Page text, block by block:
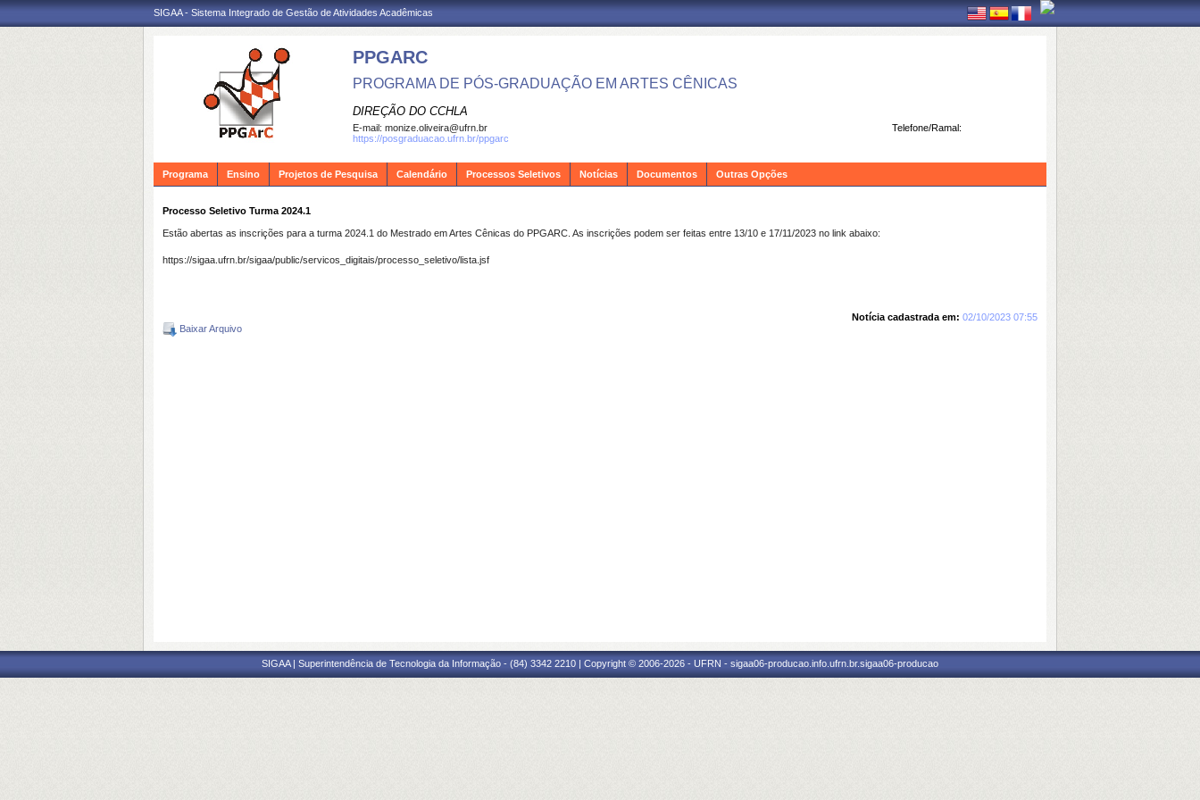
SIGAA - Sistema Integrado de Gestão de Atividades Acadêmicas
PPGARC
PROGRAMA DE PÓS-GRADUAÇÃO EM ARTES CÊNICAS
DIREÇÃO DO CCHLA
Telefone/Ramal:
E-mail: monize.oliveira@ufrn.br
https://posgraduacao.ufrn.br/ppgarc
Programa Ensino Projetos de Pesquisa Calendário Processos Seletivos Notícias Documentos Outras Opções
Processo Seletivo Turma 2024.1
Estão abertas as inscrições para a turma 2024.1 do Mestrado em Artes Cênicas do PPGARC. As inscrições podem ser feitas entre 13/10 e 17/11/2023 no link abaixo:
https://sigaa.ufrn.br/sigaa/public/servicos_digitais/processo_seletivo/lista.jsf
Notícia cadastrada em: 02/10/2023 07:55
Baixar Arquivo
SIGAA | Superintendência de Tecnologia da Informação - (84) 3342 2210 | Copyright © 2006-2026 - UFRN - sigaa06-producao.info.ufrn.br.sigaa06-producao